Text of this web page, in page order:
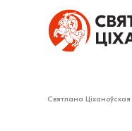
Святлана Ціханоўская